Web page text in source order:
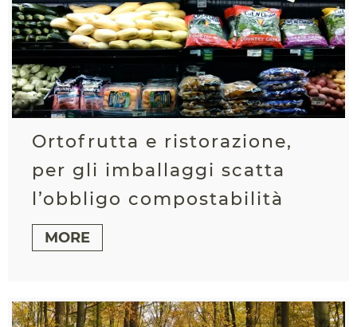
Ortofrutta e ristorazione,
per gli imballaggi scatta
l’obbligo compostabilità
MORE